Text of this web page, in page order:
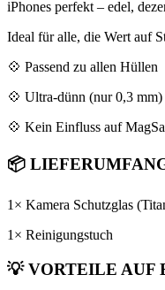
iPhones perfekt – edel,
Ideal für alle, die Wert auf
💠 Passend zu allen Hüllen
💠 Ultra-dünn (nur 0,3 mm)
💠 Kein Einfluss auf
📦
1× Kamera Schutzglas
1× Reinigungstuch
💡VORTEILE AUF